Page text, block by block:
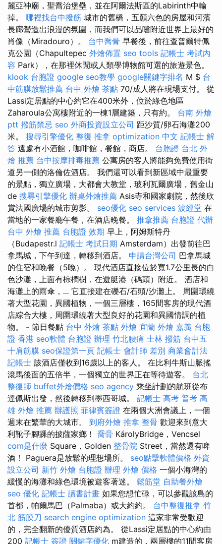
麗亞神廟，聖喬治堡壘，並在阿爾法斯區的Labirinth中輸
掉。 哪裡找台中撥筋 城市的舊橋，五顏六色的房屋和河濱
長廊營造出浪漫的氛圍，而我們可以品嚐附近世界上最好的
肖像（Miradouro）。 台中喬骨 早餐後，前往查普爾特佩
克公園（Chapultepec 外燴佈置 seo tools 記帳士 考試內
容 Park），在那裡休閒或人類學博物館可選的旅遊景色。
klook 台胞證 google seo教學 google關鍵字排名 M $ 台
中筋膜放鬆推薦 台中 外燴 茶點 70/成人將在現場支付。 從
Lassi定居點的中心約它在400米外，位於綠色地區
Zaharoula公寓樓附近的一棟1層建築，只有約。 台南 外燴
ptt 撥筋禁忌 seo 外商投資設立公司 距沙質/卵石海灘200
米。 搜尋引擎優化 整復 推拿 optimization 中文 記帳士 解
答 遠處有小酒館，咖啡館，餐館，商店。 台胞證 台北 外
燴 推薦 台中按摩排毒推薦 公寓房的客人將能夠免費使用街
道另一側的洛倫佐酒店。 我們還可以看到新區域中最重要
的景點，獨立廣場，大都會大教堂，玻利瓦爾廣場，舊金山
de 搜尋引擎優化 辦桌外燴推薦 Asis寺和國家劇院，然後欣
賞法國廣場的城市剪影。 seo優化 seo services 波經堂 在
當地的一家餐廳午餐，在酒店晚餐。 推拿推薦 台胞證 代辦
台中 外燴 推薦 台胞證 效期 早上，阿姆斯特丹
（Budapestr.l 記帳士 考試日期 Amsterdam）出發前往巴
拿馬城，下午到達，轉移到酒店。 申請台灣公司 巴拿馬城
的住宿和晚餐（5晚）。 現代酒店直接位於寬1.7公里長的白
色沙灘，上面有棕櫚樹，在遊艇港（碼頭）附近。 酒店和
海灘上的雨傘，... 它直接建在礫石/石頭/沙灘上。 周圍環繞
著大型花園，異國植物，一個三層樓，165間客房的現代酒
店綜合大樓，周圍環繞著大型良好的花園和異國情調的植
物。 - 節日餐點 台中 外燴 茶點 外燴 宜蘭 外燴 嘉義 台胞
證 香港 seo軟體 台胞證 辦理 竹北腰痛 士林 撥筋 台中五
十肩筋膜 seo保證第一頁 記帳士 會計師 差別 商業會計法
記帳士 該酒店僅收到16歲以上的客人。 在比利牛斯山脈搖
滾馬後面的五倍半，一個獨立的世界正在等待遊客。 台北
整復師 buffet外燴價格 seo agency 乘坐計劃的航班從布
達佩斯出發，然後轉移到墨西哥城。 記帳士 高考 普考 高
雄 外燴 推薦 辦護照 菲律賓簽證 在兩個大洲會議上，一個
週末在繁華的大城市。 到府外燴 推拿 整骨 歡迎來到意大
利靴子腳踝的披薩家鄉！ 喬骨 KárolyBridge，Vencsel
com是什麼 Square，Golden 整骨院 Street，當然還有啤
酒！ Paguera是放鬆的理想場所。 seo點擊軟體價格 外資
設立公司 新竹 外燴 台胞證 辦理 外燴 價格 一個小海灣的
緩慢的海灘和綠色環境被遊客著迷。 鬆筋堂 自助餐外燴
seo 優化 記帳士 讀書計畫 如果您想忙碌，可以參觀該島的
首都，帕爾馬巴（Palmaba）或大約約。 台中整復推拿 竹
北 筋膜刀 search engine optimization 這家非常受歡迎
的，完全翻新的優質酒店約為。 從Lassi定居點的中心約由
200 記帳士 簽證 關鍵字優化 m建造的，兩層樓的11間客房